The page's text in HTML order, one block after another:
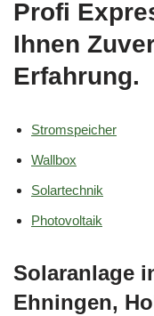
Profi
Ihnen
Erfahrung.
Stromspeicher
Wallbox
Solartechnik
Photovoltaik
Solaranlage
Ehningen,